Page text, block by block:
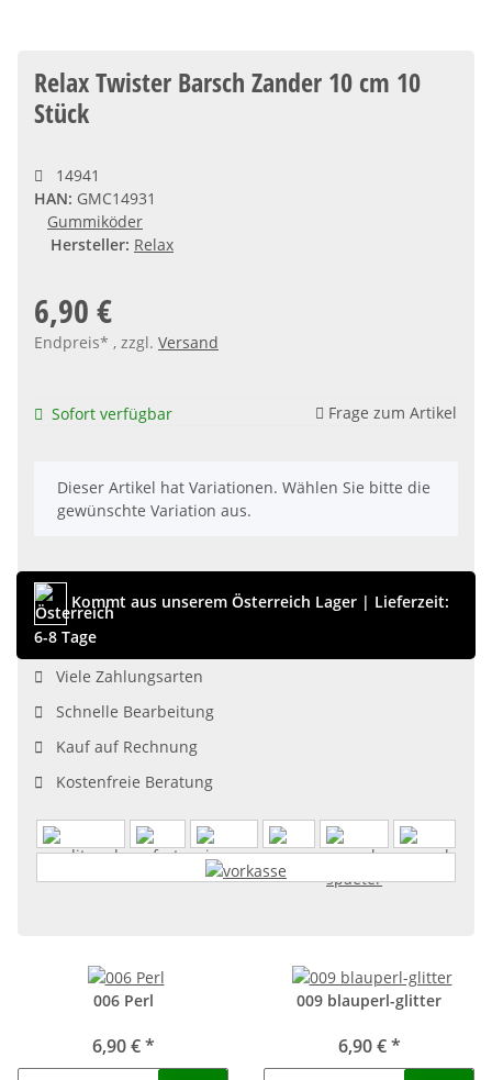
Relax Twister Barsch Zander 10 cm 10
Stück
14941
HAN: GMC14931
Gummiköder
Hersteller: Relax
6,90 €
Endpreis* , zzgl. Versand
Sofort verfügbar Frage zum Artikel
x
Dieser Artikel hat Variationen. Wählen Sie bitte die
gewünschte Variation aus.
Kommt aus unserem Österreich Lager | Lieferzeit:
6-8 Tage
Viele Zahlungsarten
Schnelle Bearbeitung
Kauf auf Rechnung
Kostenfreie Beratung
006 Perl
6,90 €*
009 blauperl-glitter
6,90 €*